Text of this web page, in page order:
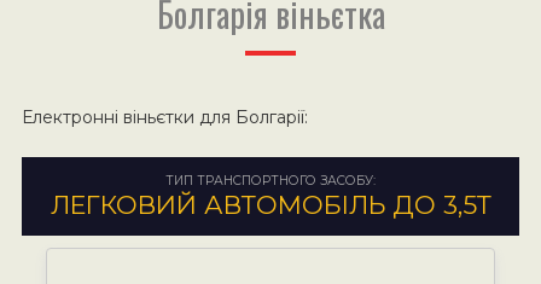
Болгарія віньєтка
Електронні віньєтки для Болгарії:
ТИП ТРАНСПОРТНОГО ЗАСОБУ:
ЛЕГКОВИЙ АВТОМОБІЛЬ ДО 3,5Т